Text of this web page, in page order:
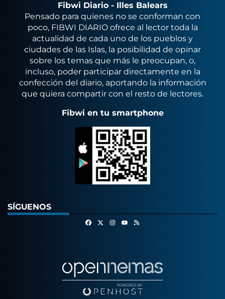
Fibwi Diario - Illes Balears
Pensado para quienes no se conforman con
poco, FIBWI DIARIO ofrece al lector toda la
actualidad de cada uno de los pueblos y
ciudades de las Islas, la posibilidad de opinar
sobre los temas que más le preocupan, o,
incluso, poder participar directamente en la
confección del diario, aportando la información
que quiera compartir con el resto de lectores.
Fibwi en tu smartphone
SÍGUENOS
FacebookInstagram